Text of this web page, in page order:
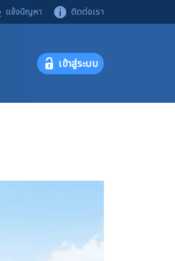
แจ้งปัญหา ติดต่อเรา
เข้าสู่ระบบ